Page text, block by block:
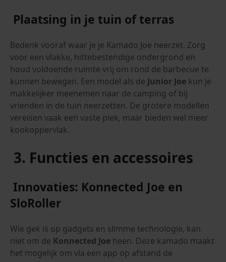
Plaatsing in je tuin of terras
Bedenk vooraf waar je je Kamado Joe neerzet. Zorg
voor een vlakke, hittebestendige ondergrond en
houd voldoende ruimte vrij om rond de barbecue te
kunnen bewegen. Een model als de Junior Joe kun je
makkelijker meenemen naar de camping of bij
vrienden in de tuin neerzetten. De grotere modellen
vereisen vaak een vaste plek, maar bieden wel meer
kookoppervlak.
3. Functies en accessoires
Innovaties: Konnected Joe en
SloRoller
Wie gek is op gadgets en slimme technologie, kan
niet om de Konnected Joe heen. Deze kamado maakt
het mogelijk om via een app op afstand de